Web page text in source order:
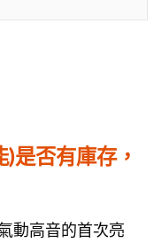
是否有庫存，
動高音的首次亮